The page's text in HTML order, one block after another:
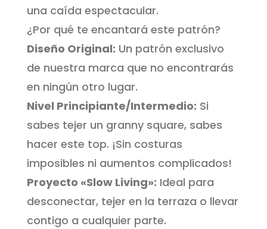
una caída espectacular.
​¿Por qué te encantará este patrón?
​Diseño Original: Un patrón exclusivo
de nuestra marca que no encontrarás
en ningún otro lugar.
Nivel Principiante/Intermedio: Si
sabes tejer un granny square, sabes
hacer este top. ¡Sin costuras
imposibles ni aumentos complicados!
​Proyecto «Slow Living»: Ideal para
desconectar, tejer en la terraza o llevar
contigo a cualquier parte.